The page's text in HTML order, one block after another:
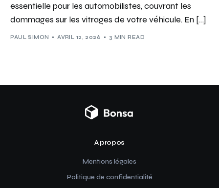
essentielle pour les automobilistes, couvrant les
dommages sur les vitrages de votre véhicule. En […]
PAUL SIMON AVRIL 12, 2026 3 MIN READ
A propos
Mentions légales
Politique de confidentialité